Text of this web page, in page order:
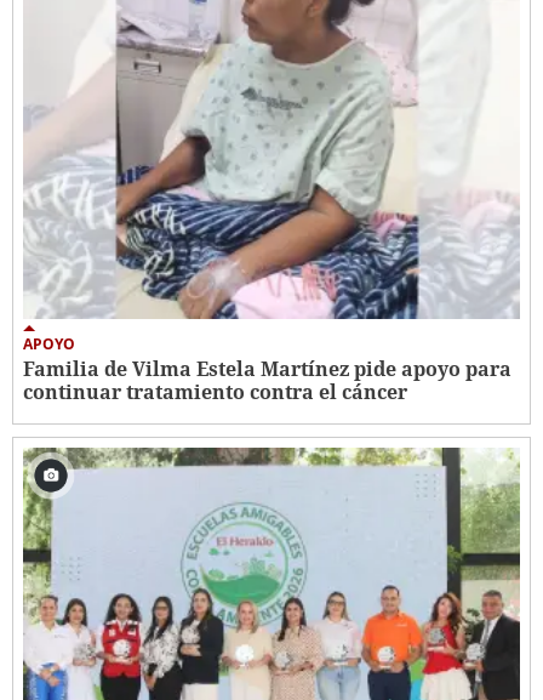
APOYO
Familia de Vilma Estela Martínez pide apoyo para
continuar tratamiento contra el cáncer